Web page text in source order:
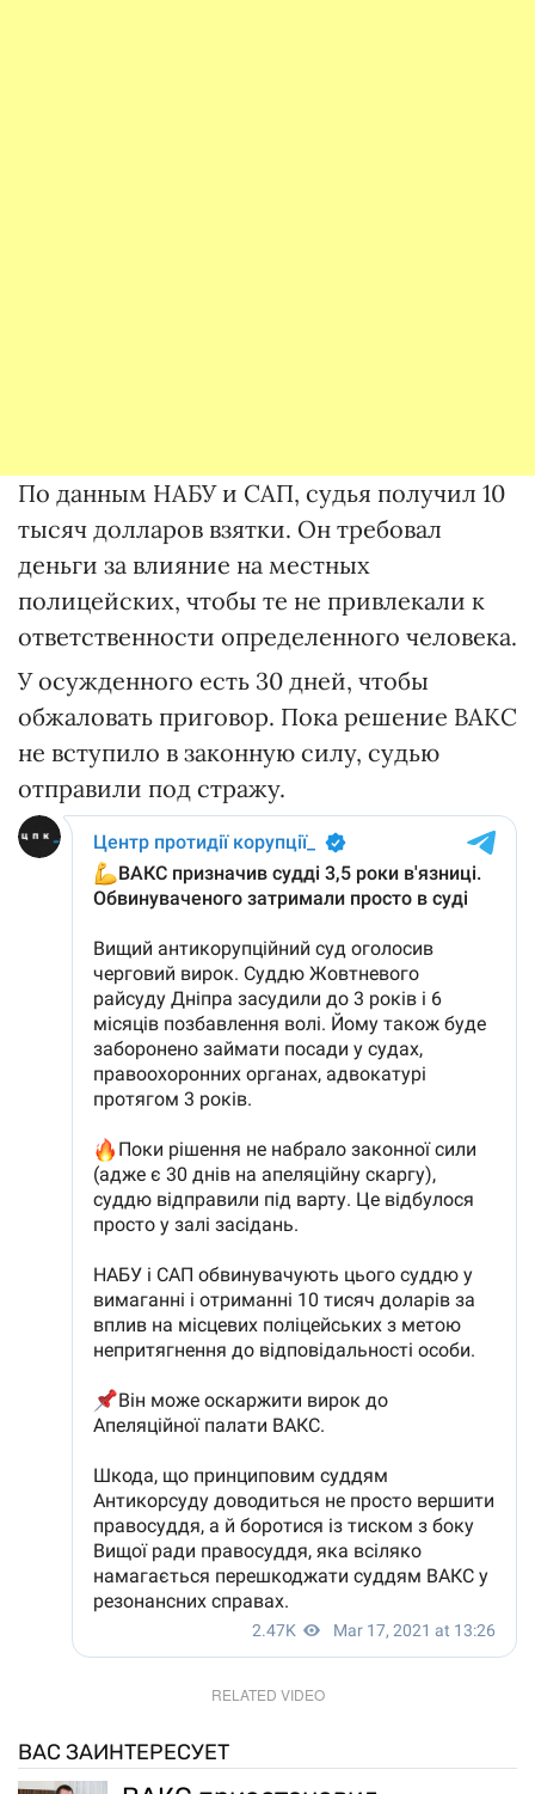
По данным НАБУ и САП, судья получил 10
тысяч долларов взятки. Он требовал
деньги за влияние на местных
полицейских, чтобы те не привлекали к
ответственности определенного человека.
У осужденного есть 30 дней, чтобы
обжаловать приговор. Пока решение ВАКС
не вступило в законную силу, судью
отправили под стражу.
RELATED VIDEO
ВАС ЗАИНТЕРЕСУЕТ